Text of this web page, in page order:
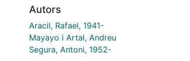
Autors
Aracil, Rafael, 1941-
Mayayo i Artal, Andreu
Segura, Antoni, 1952-